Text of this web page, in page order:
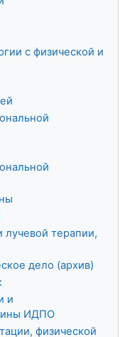
с физической и
лучевой терапии,
дело (архив)
и
ИДПО
физической